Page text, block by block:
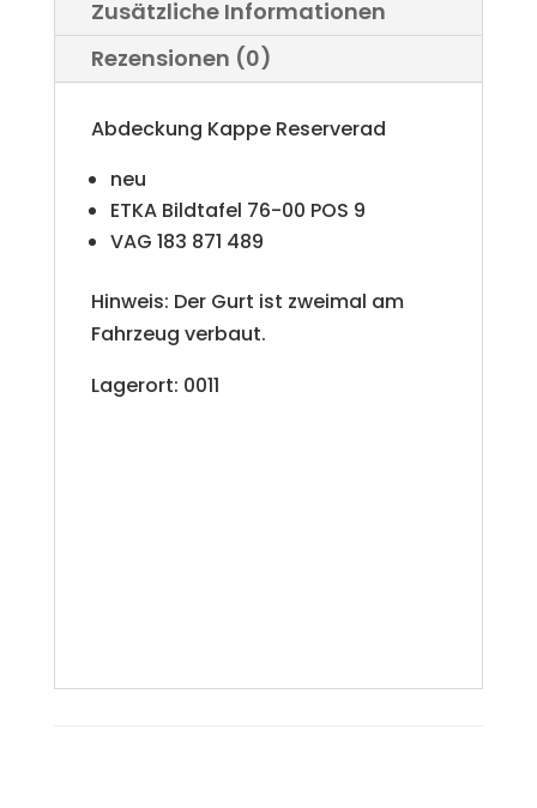
Zusätzliche Informationen
Rezensionen (0)
Abdeckung Kappe Reserverad
neu
ETKA Bildtafel 76-00 POS 9
VAG 183 871 489
Hinweis: Der Gurt ist zweimal am
Fahrzeug verbaut.
Lagerort: 0011